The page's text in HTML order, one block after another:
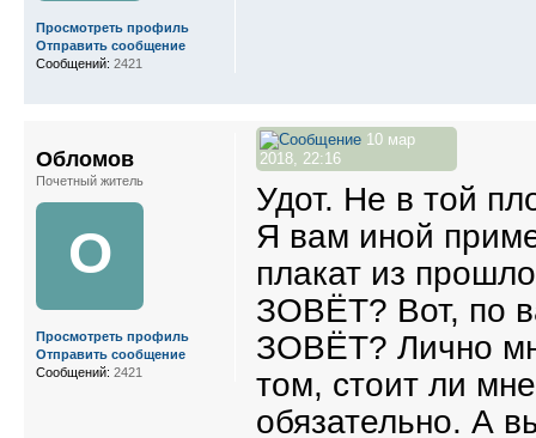
Просмотреть профиль
Отправить сообщение
Сообщений: 2421
10 мар
2018, 22:16
Удот. Не в той
Я вам иной
плакат из
ЗОВЁТ? Вот, по
ЗОВЁТ? Лично
том, стоит ли
обязательно. А
Обломов
Почетный житель
О
Просмотреть профиль
Отправить сообщение
Сообщений: 2421